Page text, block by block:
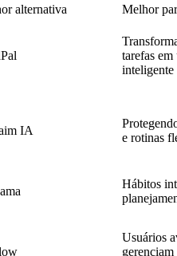
alternativa Melhor
tarefas
inteligente
IA
e rotinas
Hábitos
Usuários